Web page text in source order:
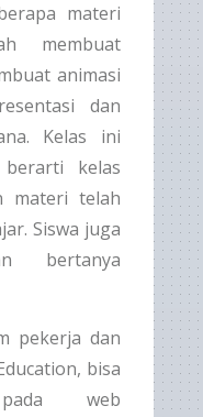
materi
membuat
animasi
dan
Kelas ini
kelas
materi telah
Siswa juga
bertanya
pekerja dan
bisa
web